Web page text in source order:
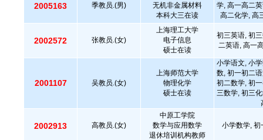
2005163 季教员.(男)
无机非金属材料
本科大三在读
学, 高一高二
高二化学, 高
2002572 张教员.(女)
上海理工大学
电子信息
硕士在读
初三英语, 初
二英语, 高一
2001107 吴教员.(女)
上海师范大学
物理化学
硕士在读
小学语文, 小
数, 初一初二
初二数学, 初
三数学, 初三
2002913 高教员.(女)
中原工学院
数学与应用数学
退休培训机构教师
小学数学, 初